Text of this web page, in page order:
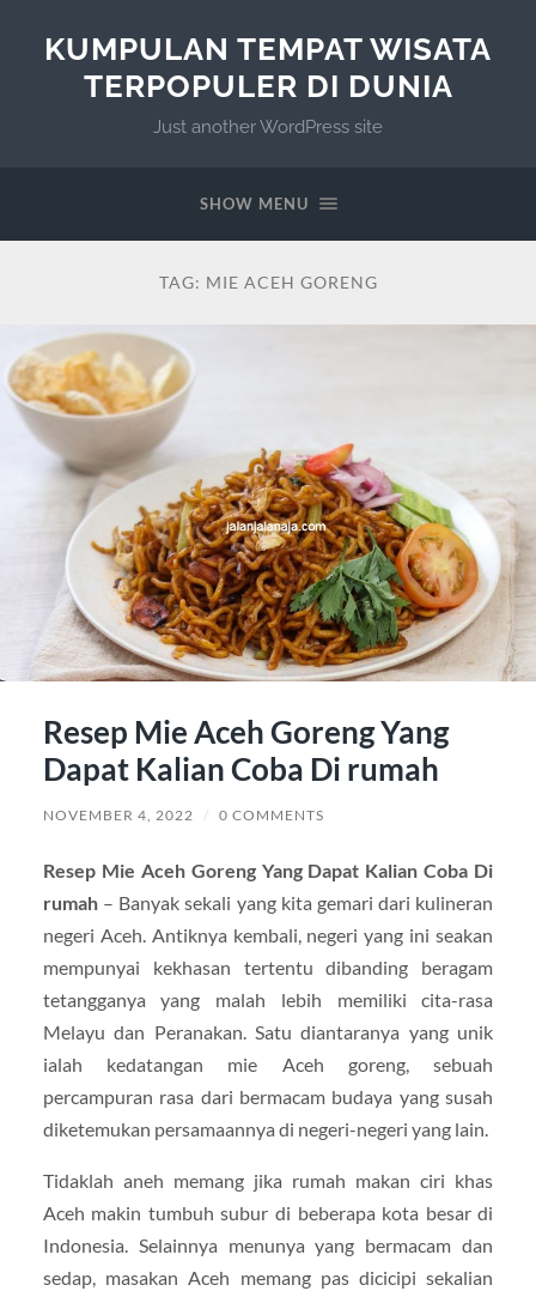
KUMPULAN TEMPAT WISATA
TERPOPULER DI DUNIA
Just another WordPress site
SHOW MENU
TAG: MIE ACEH GORENG
Resep Mie Aceh Goreng Yang
Dapat Kalian Coba Di rumah
NOVEMBER 4, 2022 / 0 COMMENTS
Resep Mie Aceh Goreng Yang Dapat Kalian Coba Di
rumah– Banyak sekali yang kita gemari dari kulineran
negeri Aceh. Antiknya kembali, negeri yang ini seakan
mempunyai kekhasan tertentu dibanding beragam
tetangganya yang malah lebih memiliki cita-rasa
Melayu dan Peranakan. Satu diantaranya yang unik
ialah kedatangan mie Aceh goreng, sebuah
percampuran rasa dari bermacam budaya yang susah
diketemukan persamaannya di negeri-negeri yang lain.
Tidaklah aneh memang jika rumah makan ciri khas
Aceh makin tumbuh subur di beberapa kota besar di
Indonesia. Selainnya menunya yang bermacam dan
sedap, masakan Aceh memang pas dicicipi sekalian